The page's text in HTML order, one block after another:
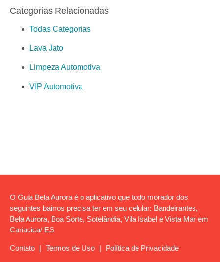
Categorias Relacionadas
Todas Categorias
Lava Jato
Limpeza Automotiva
VIP Automotiva
O Guia Bela Aurora é o aplicativo que todo morador dos
seguintes bairros precisa ter em seu celular: Bandeirantes,
Bela Aurora, Boa Sorte, Sotelândia, Vila Isabel e Vista Mar em
Cariacica/ ES
Contato | Termos de Uso | Política de Privacidade